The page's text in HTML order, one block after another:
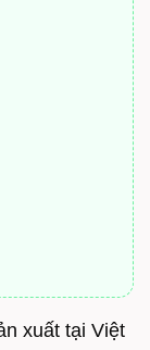
xuất tại Việt